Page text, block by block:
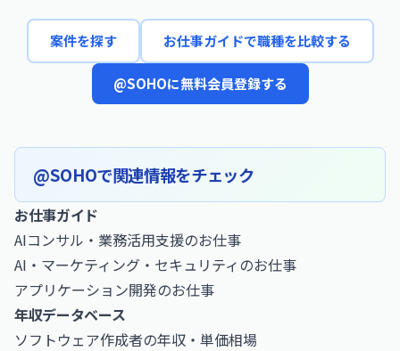
案件を探す お仕事ガイドで職種を比較する
@SOHOに無料会員登録する
@SOHOで関連情報をチェック
お仕事ガイド
AIコンサル・業務活用支援のお仕事
AI・マーケティング・セキュリティのお仕事
アプリケーション開発のお仕事
年収データベース
ソフトウェア作成者の年収・単価相場